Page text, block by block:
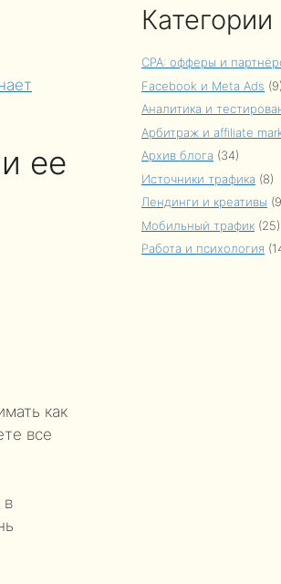
ее
как
все
в
Категории
CPA: офферы и
Facebook и Meta Ads (9)
Аналитика и
Арбитраж и affiliate
Архив блога (34)
Источники трафика (8)
Лендинги и креативы
Мобильный трафик (25)
Работа и психология